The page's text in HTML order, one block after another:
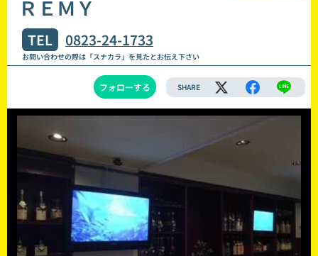
ＲＥＭＹ
TEL 0823-24-1733
お問い合わせの際は「スナカラ」を見たとお伝え下さい
フォローする SHARE